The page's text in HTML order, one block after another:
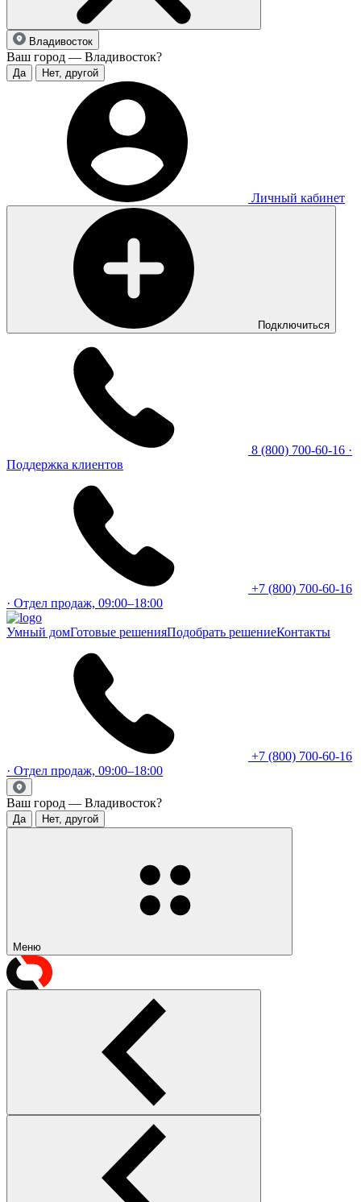
Владивосток
Ваш город — Владивосток?
Да Нет, другой
Личный кабинет
Подключиться
8 (800) 700-60-16 ·
Поддержка клиентов
+7 (800) 700-60-16
· Отдел продаж, 09:00–18:00
Умный домГотовые решенияПодобрать решениеКонтакты
+7 (800) 700-60-16
· Отдел продаж, 09:00–18:00
Ваш город — Владивосток?
Да Нет, другой
Меню